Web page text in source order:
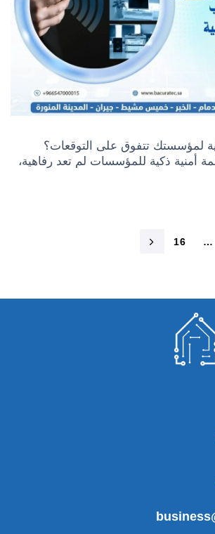
لمؤسستك تتفوق على التوقعات؟
أمنية ذكية للمؤسسات لم تعد رفاهية،
…
16